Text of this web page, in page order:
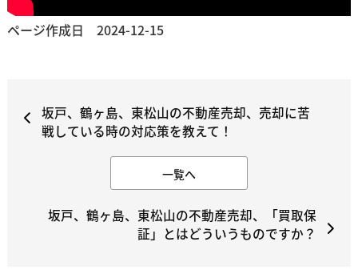
ページ作成日 2024-12-15
坂戸、鶴ヶ島、東松山の不動産売却、売却に苦
戦している時の対応策を教えて！
一覧へ
坂戸、鶴ヶ島、東松山の不動産売却、「買取保
証」とはどういうものですか？